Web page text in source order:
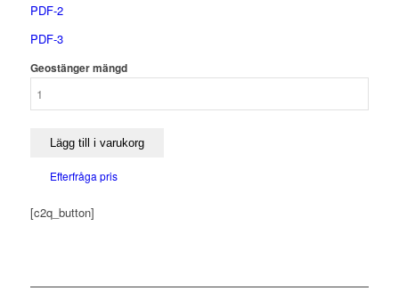
PDF-2
PDF-3
Geostänger mängd
Lägg till i varukorg
Efterfråga pris
[c2q_button]